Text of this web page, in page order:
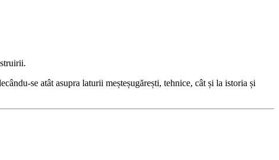
se atât asupra laturii meșteșugărești, tehnice, cât și la istoria și